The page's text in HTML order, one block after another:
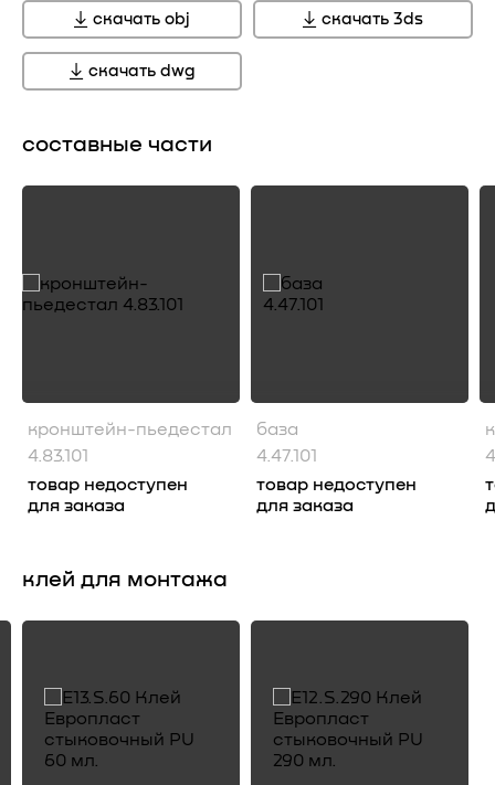
скачать obj скачать 3ds
скачать dwg
составные части
товар недоступен
для заказа
кронштейн-пьедестал
4.83.101
товар недоступен
для заказа
база
4.47.101
клей для монтажа